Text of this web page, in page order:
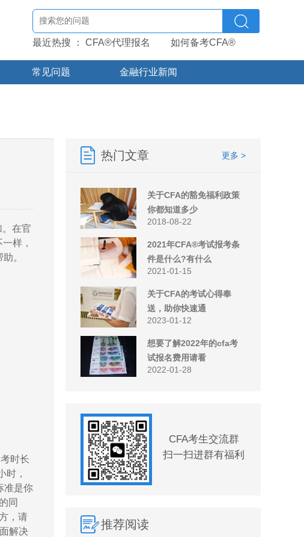
最近热搜 ： CFA®代理报名 如何备考CFA®
常见问题 金融行业新闻
在官
样，
。
时长
时，
准是你
同
，请
解决
更多 >
热门文章
关于CFA的豁免福利政策
你都知道多少
2018-08-22
2021年CFA®考试报考条
件是什么?有什么
2021-01-15
关于CFA的考试心得奉
送，助你快速通
2023-01-12
想要了解2022年的cfa考
试报名费用请看
2022-01-28
CFA考生交流群
扫一扫进群有福利
推荐阅读